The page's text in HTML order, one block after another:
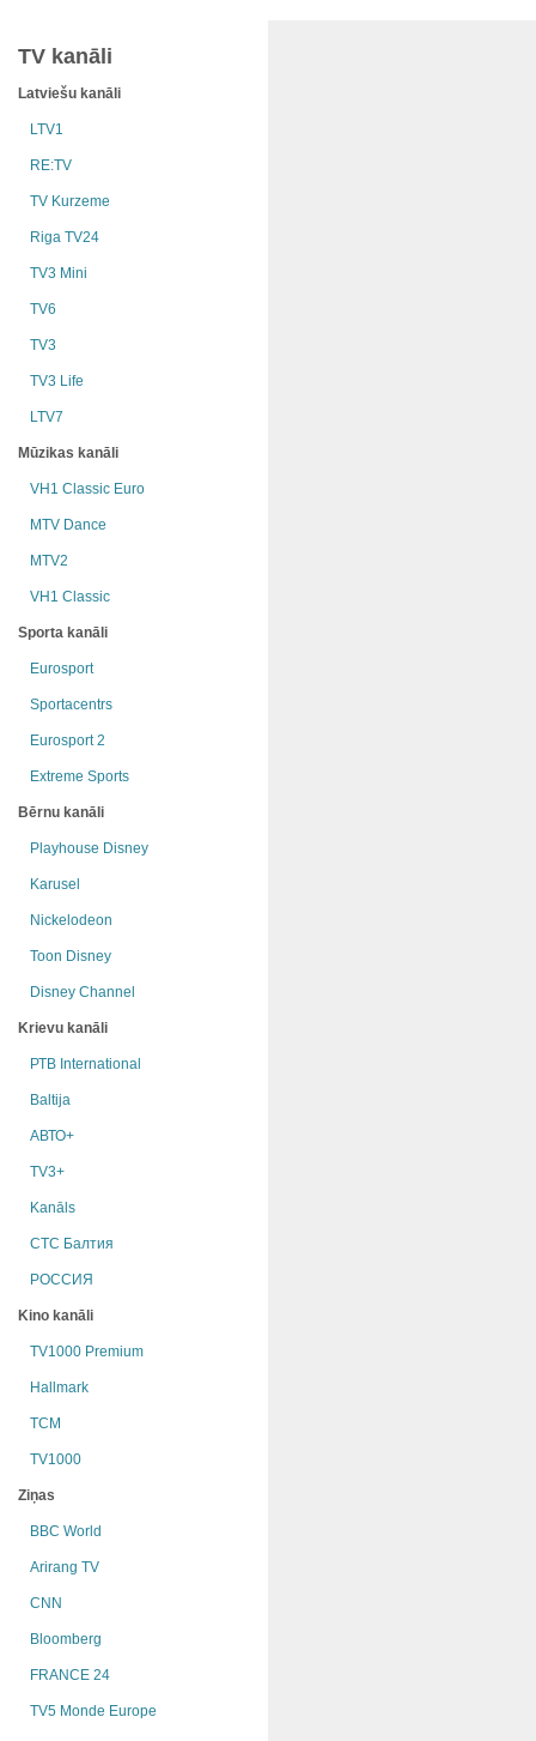
TV kanāli
Latviešu kanāli
LTV1
RE:TV
TV Kurzeme
Riga TV24
TV3 Mini
TV6
TV3
TV3 Life
LTV7
Mūzikas kanāli
VH1 Classic Euro
MTV Dance
MTV2
VH1 Classic
Sporta kanāli
Eurosport
Sportacentrs
Eurosport 2
Extreme Sports
Bērnu kanāli
Playhouse Disney
Karusel
Nickelodeon
Toon Disney
Disney Channel
Krievu kanāli
РТB International
Baltija
АВТО+
TV3+
Kanāls
СТС Балтия
РОССИЯ
Kino kanāli
TV1000 Premium
Hallmark
TCM
TV1000
Ziņas
BBC World
Arirang TV
CNN
Bloomberg
FRANCE 24
TV5 Monde Europe